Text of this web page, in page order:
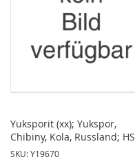
Yuksporit (xx); Yukspor,
Chibiny, Kola, Russland; HS
SKU: Y19670